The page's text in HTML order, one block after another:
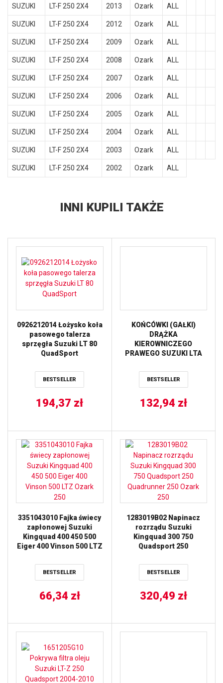
SUZUKI LT-F 250 2X4 2013 Ozark ALL
SUZUKI LT-F 250 2X4 2012 Ozark ALL
SUZUKI LT-F 250 2X4 2009 Ozark ALL
SUZUKI LT-F 250 2X4 2008 Ozark ALL
SUZUKI LT-F 250 2X4 2007 Ozark ALL
SUZUKI LT-F 250 2X4 2006 Ozark ALL
SUZUKI LT-F 250 2X4 2005 Ozark ALL
SUZUKI LT-F 250 2X4 2004 Ozark ALL
SUZUKI LT-F 250 2X4 2003 Ozark ALL
SUZUKI LT-F 250 2X4 2002 Ozark ALL
INNI KUPILI TAKŻE
0926212014 Łożysko koła
pasowego talerza
sprzęgła Suzuki LT 80
QuadSport
BESTSELLER
194,37 zł
KOŃCÓWKI (GAŁKI)
DRĄŻKA
KIEROWNICZEGO
PRAWEGO SUZUKI LTA
AUTO ’00-’01, LTF 500F
’98-’02 ALL BALLS
BESTSELLER
132,94 zł
3351043010 Fajka świecy
zapłonowej Suzuki
Kingquad 400 450 500
Eiger 400 Vinson 500 LTZ
BESTSELLER
66,34 zł
1283019B02 Napinacz
rozrządu Suzuki
Kingquad 300 750
Quadsport 250
250
BESTSELLER
320,49 zł